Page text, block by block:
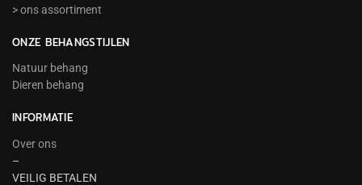
> ons assortiment
ONZE BEHANGSTIJLEN
Natuur behang
Dieren behang
INFORMATIE
Over ons
–
VEILIG BETALEN